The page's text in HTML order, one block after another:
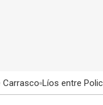
Carrasco Líos entre